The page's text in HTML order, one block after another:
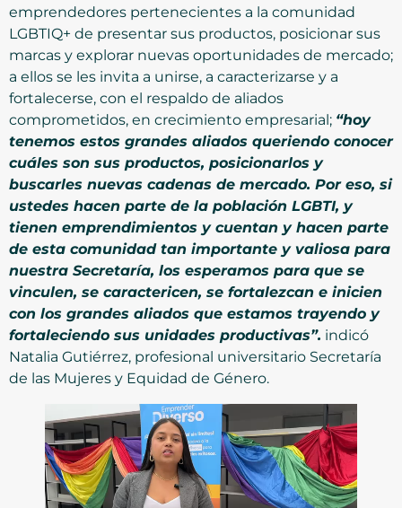
emprendedores pertenecientes a la comunidad
LGBTIQ+ de presentar sus productos, posicionar sus
marcas y explorar nuevas oportunidades de mercado;
a ellos se les invita a unirse, a caracterizarse y a
fortalecerse, con el respaldo de aliados
comprometidos, en crecimiento empresarial; “hoy
tenemos estos grandes aliados queriendo conocer
cuáles son sus productos, posicionarlos y
buscarles nuevas cadenas de mercado. Por eso, si
ustedes hacen parte de la población LGBTI, y
tienen emprendimientos y cuentan y hacen parte
de esta comunidad tan importante y valiosa para
nuestra Secretaría, los esperamos para que se
vinculen, se caractericen, se fortalezcan e inicien
con los grandes aliados que estamos trayendo y
fortaleciendo sus unidades productivas”. indicó
Natalia Gutiérrez, profesional universitario Secretaría
de las Mujeres y Equidad de Género.